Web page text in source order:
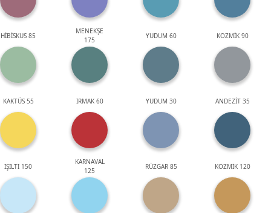
HİBİSKUS 85
MENEKŞE
175
YUDUM 60 KOZMİK 90
KAKTÜS 55 IRMAK 60 YUDUM 30 ANDEZİT 35
IŞILTI 150
KARNAVAL
125
RÜZGAR 85 KOZMİK 120